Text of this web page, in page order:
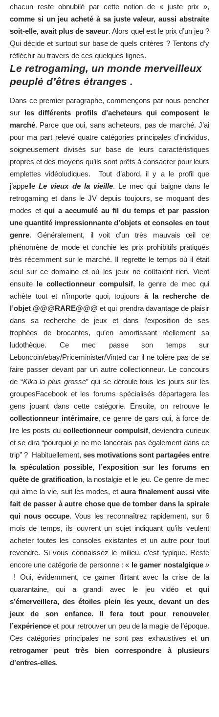
chacun reste obnubilé par cette notion de « juste prix »,
comme si un jeu acheté à sa juste valeur, aussi abstraite
soit-elle, avait plus de saveur. Alors quel est le prix d’un jeu ?
Qui décide et surtout sur base de quels critères ? Tentons d’y
réfléchir au travers de ces quelques lignes.
Le retrogaming, un monde merveilleux
peuplé d’êtres étranges .
Dans ce premier paragraphe, commençons par nous pencher
sur les différents profils d’acheteurs qui composent le
marché. Parce que oui, sans acheteurs, pas de marché. J’ai
pour ma part relevé quatre catégories principales d’individus,
soigneusement divisés sur base de leurs caractéristiques
propres et des moyens qu’ils sont prêts à consacrer pour leurs
emplettes vidéoludiques. Tout d’abord, il y a le profil que
j’appelleLe vieux de la vieille. Le mec qui baigne dans le
retrogaming et dans le JV depuis toujours, se moquant des
modes etqui a accumulé au fil du temps et par passion
une quantité impressionnante d’objets et consoles en tout
genre. Généralement, il voit d’un très mauvais œil ce
phénomène de mode et conchie les prix prohibitifs pratiqués
très récemment sur le marché. Il regrette le temps où il était
seul sur ce domaine et où les jeux ne coûtaient rien. Vient
ensuite le collectionneur compulsif, le genre de mec qui
achète tout et n’importe quoi, toujours à la recherche de
l’objet @@@RARE@@@ et qui prendra davantage de plaisir
dans sa recherche de jeux et dans l’exposition de ses
trophées de brocantes, qu’en amortissant réellement sa
ludothèque. Ce mec passe son temps sur
Leboncoin/ebay/Priceminister/Vinted car il ne tolère pas de se
faire passer devant par un autre collectionneur. Le concours
de “Kika la plus grosse” qui se déroule tous les jours sur les
groupesFacebook et les forums spécialisés départagera les
gens jouant dans cette catégorie. Ensuite, on retrouve le
collectionneur intérimaire, ce genre de gars qui, à force de
lire les posts du collectionneur compulsif, deviendra curieux
et se dira “pourquoi je ne me lancerais pas également dans ce
trip” ? Habituellement, ses motivations sont partagées entre
la spéculation possible, l’exposition sur les forums en
quête de gratification, la nostalgie et le jeu. Ce genre de mec
qui aime la vie, suit les modes, etaura finalement aussi vite
fait de passer à autre chose que de tomber dans la spirale
qui nous occupe. Vous les reconnaîtrez rapidement, sur 6
mois de temps, ils ouvrent un sujet indiquant qu’ils veulent
acheter toutes les consoles existantes et un autre pour tout
revendre. Si vous connaissez le milieu, c’est typique. Reste
encore une catégorie de personne : « le gamer nostalgique»
! Oui, évidemment, ce gamer flirtant avec la crise de la
quarantaine, qui a grandi avec le jeu vidéo et qui
s’émerveillera, des étoiles plein les yeux, devant un des
jeux de son enfance. Il fera tout pour renouveler
l’expérience et pour retrouver un peu de la magie de l’époque.
Ces catégories principales ne sont pas exhaustives et un
retrogamer peut très bien correspondre à plusieurs
d’entres-elles.